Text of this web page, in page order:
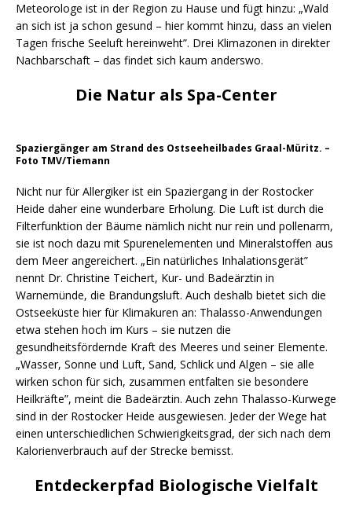
Meteorologe ist in der Region zu Hause und fügt hinzu: „Wald
an sich ist ja schon gesund – hier kommt hinzu, dass an vielen
Tagen frische Seeluft hereinweht”. Drei Klimazonen in direkter
Nachbarschaft – das findet sich kaum anderswo.
Die Natur als Spa-Center
Spaziergänger am Strand des Ostseeheilbades Graal-Müritz. –
Foto TMV/Tiemann
Nicht nur für Allergiker ist ein Spaziergang in der Rostocker
Heide daher eine wunderbare Erholung. Die Luft ist durch die
Filterfunktion der Bäume nämlich nicht nur rein und pollenarm,
sie ist noch dazu mit Spurenelementen und Mineralstoffen aus
dem Meer angereichert. „Ein natürliches Inhalationsgerät”
nennt Dr. Christine Teichert, Kur- und Badeärztin in
Warnemünde, die Brandungsluft. Auch deshalb bietet sich die
Ostseeküste hier für Klimakuren an: Thalasso-Anwendungen
etwa stehen hoch im Kurs – sie nutzen die
gesundheitsfördernde Kraft des Meeres und seiner Elemente.
„Wasser, Sonne und Luft, Sand, Schlick und Algen – sie alle
wirken schon für sich, zusammen entfalten sie besondere
Heilkräfte”, meint die Badeärztin. Auch zehn Thalasso-Kurwege
sind in der Rostocker Heide ausgewiesen. Jeder der Wege hat
einen unterschiedlichen Schwierigkeitsgrad, der sich nach dem
Kalorienverbrauch auf der Strecke bemisst.
Entdeckerpfad Biologische Vielfalt